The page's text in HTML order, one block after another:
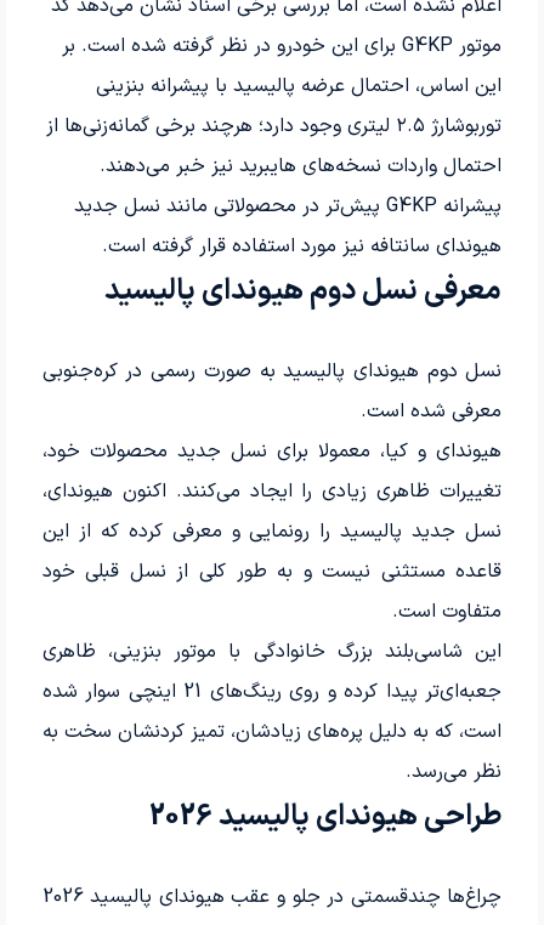
اعلام نشده است، اما بررسی برخی اسناد نشان می‌دهد کد
موتور G4KP برای این خودرو در نظر گرفته شده است. بر
این اساس، احتمال عرضه پالیسید با پیشرانه بنزینی
توربوشارژ ۲.۵ لیتری وجود دارد؛ هرچند برخی گمانه‌زنی‌ها از
احتمال واردات نسخه‌های هایبرید نیز خبر می‌دهند.
پیشرانه G4KP پیش‌تر در محصولاتی مانند نسل جدید
هیوندای سانتافه نیز مورد استفاده قرار گرفته است.
معرفی نسل دوم هیوندای پالیسید
نسل دوم هیوندای پالیسید به صورت رسمی در کره‌جنوبی
معرفی شده است.
هیوندای و کیا، معمولا برای نسل جدید محصولات خود،
تغییرات ظاهری زیادی را ایجاد می‌کنند. اکنون هیوندای،
نسل جدید پالیسید را رونمایی و معرفی کرده که از این
قاعده مستثنی نیست و به طور کلی از نسل قبلی خود
متفاوت است.
این شاسی‌بلند بزرگ خانوادگی با موتور بنزینی، ظاهری
جعبه‌ای‌تر پیدا کرده و روی رینگ‌های 21 اینچی سوار شده
است، که به دلیل پره‌های زیادشان، تمیز کردنشان سخت به
نظر می‌رسد.
طراحی هیوندای پالیسید 2026
چراغ‌ها چندقسمتی در جلو و عقب هیوندای پالیسید 2026